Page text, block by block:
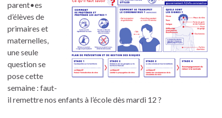
parent•es
d’élèves de
primaires et
maternelles,
une seule
question se
pose cette
semaine : faut-
il remettre nos enfants à l’école dès mardi 12 ?